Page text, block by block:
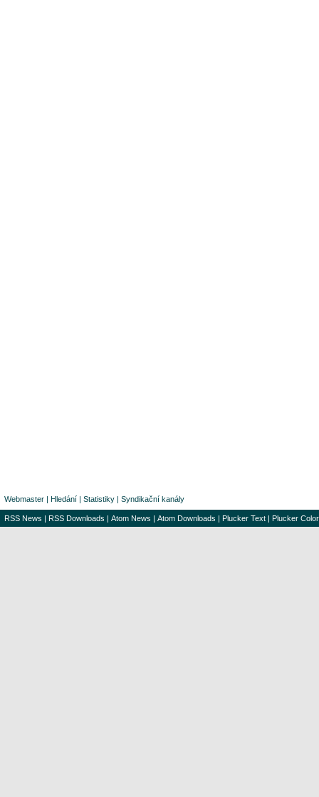
Webmaster | Hledání | Statistiky | Syndikační kanály
RSS News | RSS Downloads | Atom News | Atom Downloads | Plucker Text | Plucker Color